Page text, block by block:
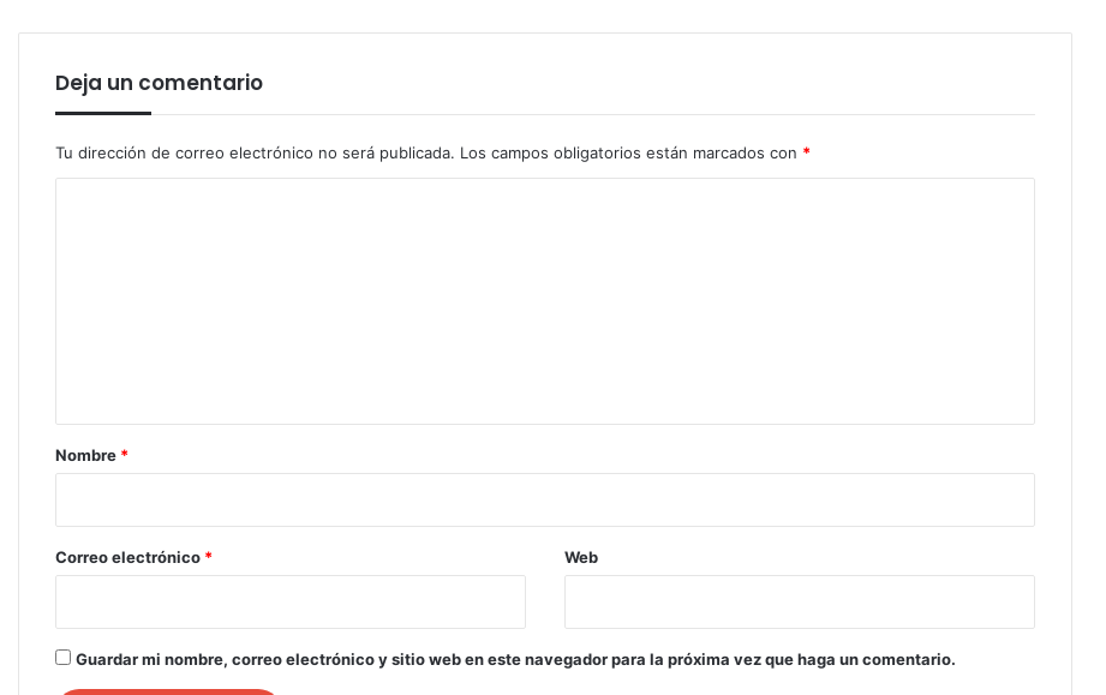
Deja un comentario
Tu dirección de correo electrónico no será publicada. Los campos obligatorios están marcados con *
r
*
Nombre *
Correo electrónico * Web
Guardar mi nombre, correo electrónico y sitio web en este navegador para la próxima vez que haga un comentario.